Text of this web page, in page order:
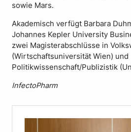
sowie Mars.
Akademisch verfügt Barbara
Johannes Kepler University
zwei Magisterabschlüsse in
(Wirtschaftsuniversität Wien) und
Politikwissenschaft/Publizistik
InfectoPharm